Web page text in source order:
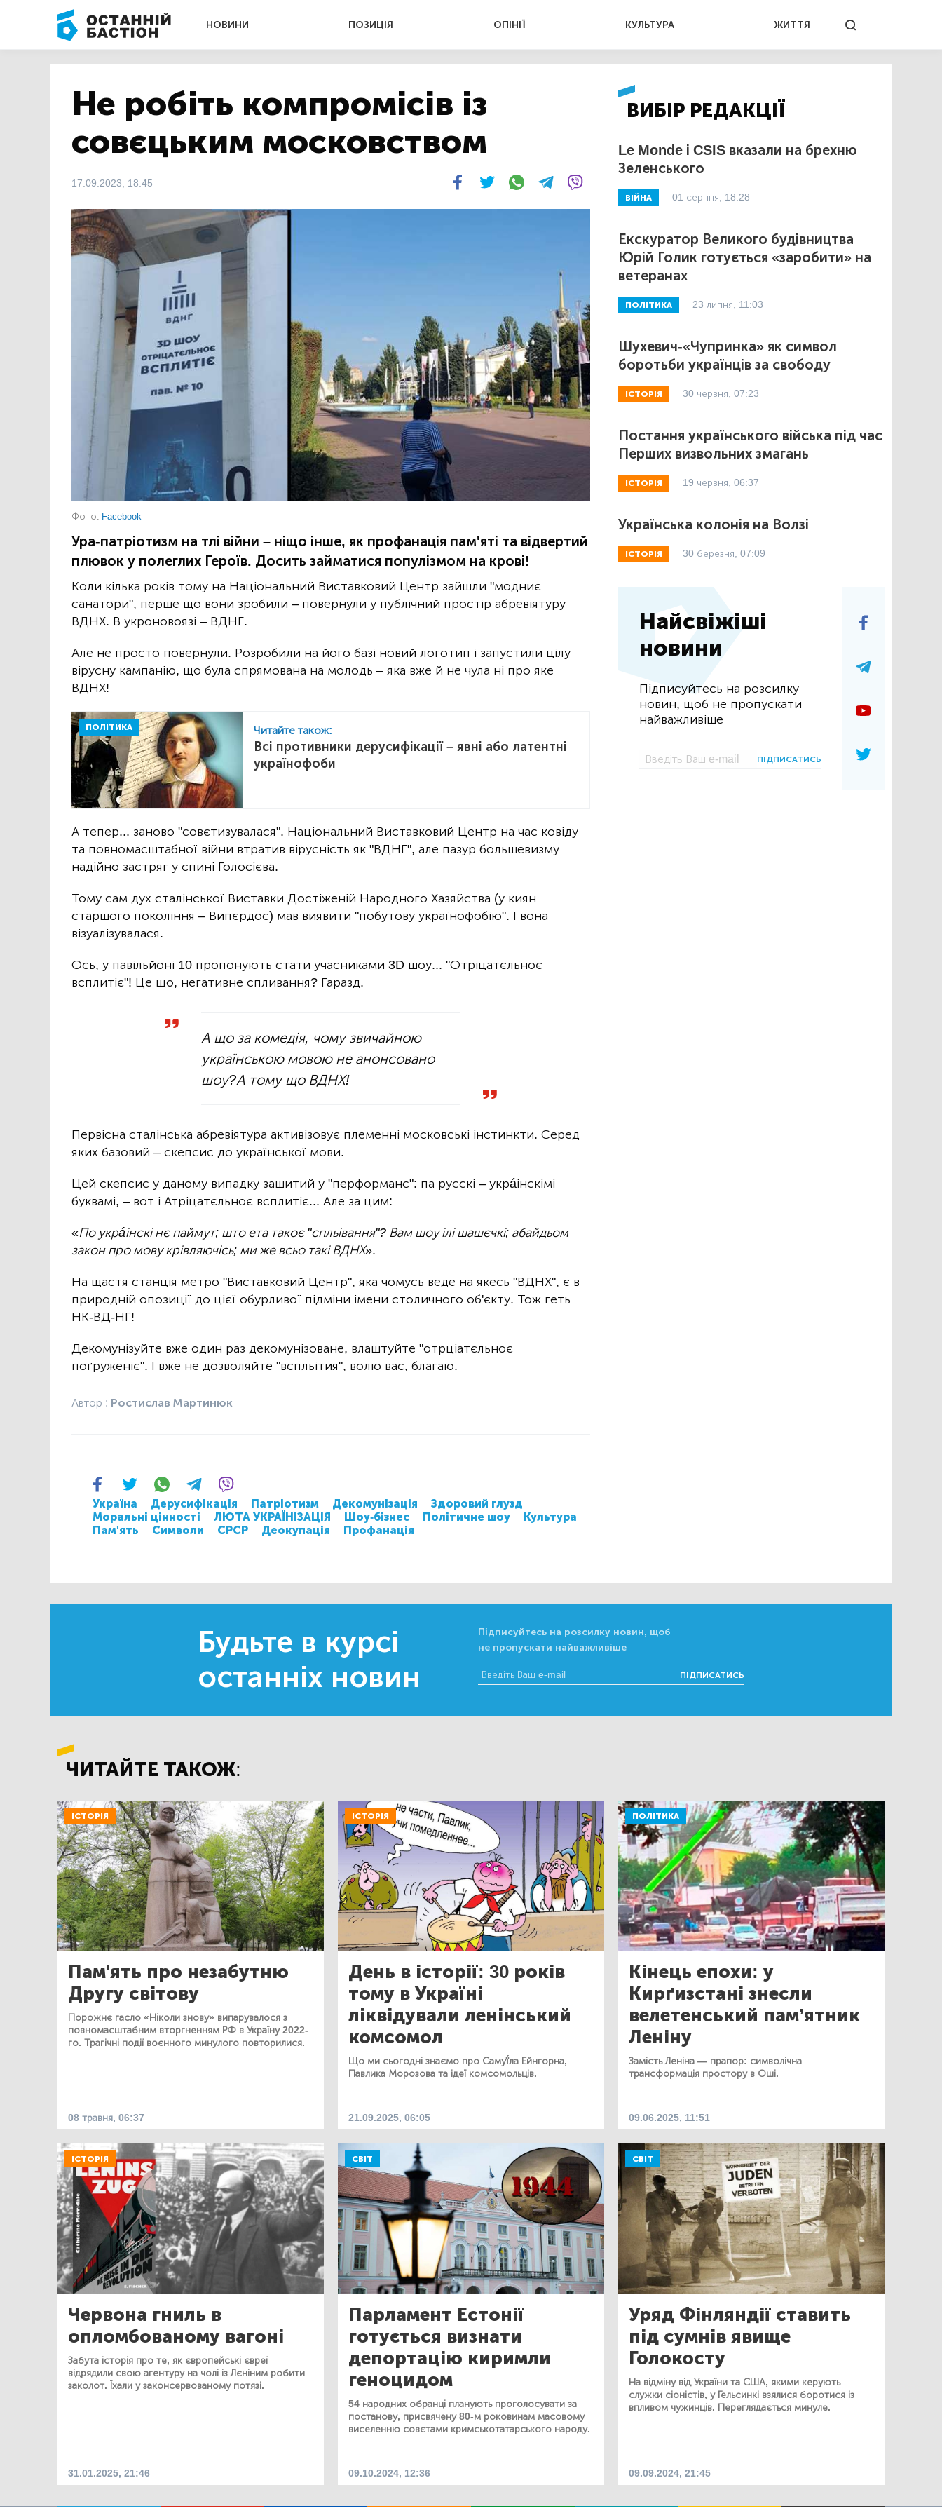
НОВИНИ ПОЗИЦІЯ ОПІНІЇ КУЛЬТУРА ЖИТТЯ
Не робіть компромісів із
совєцьким московством
17.09.2023, 18:45
Фото: Facebook
Ура-патріотизм на тлі війни – ніщо інше, як профанація пам'яті та відвертий
плювок у полеглих Героїв. Досить займатися популізмом на крові!
Коли кілька років тому на Національний Виставковий Центр зайшли "модниє
санатори", перше що вони зробили – повернули у публічний простір абревіятуру
ВДНХ. В укроновоязі – ВДНГ.
Але не просто повернули. Розробили на його базі новий логотип і запустили цілу
вірусну кампанію, що була спрямована на молодь – яка вже й не чула ні про яке
ВДНХ!
ПОЛІТИКА Читайте також:
Всі противники дерусифікації – явні або латентні
українофоби
А тепер... заново "совєтизувалася". Національний Виставковий Центр на час ковіду
та повномасштабної війни втратив вірусність як "ВДНГ", але пазур большевизму
надійно застряг у спині Голосієва.
Тому сам дух сталінської Виставки Достіженій Народного Хазяйства (у киян
старшого покоління – Випєрдос) мав виявити "побутову українофобію". І вона
візуалізувалася.
Ось, у павільйоні 10 пропонують стати учасниками 3D шоу... "Отріцатєльноє
всплитіє"! Це що, негативне спливання? Гаразд.
А що за комедія, чому звичайною
українською мовою не анонсовано
шоу?А тому що ВДНХ!
Первісна сталінська абревіятура активізовує племенні московські інстинкти. Серед
яких базовий – скепсис до української мови.
Цей скепсис у даному випадку зашитий у "перформанс": па русскі – укрáінскімі
буквамі, – вот і Атріцатєльноє всплитіє... Але за цим:
«По укрáінскі нє паймут; што ета такоє "спльівання"? Вам шоу ілі шашєчкі; абайдьом
закон про мову крівляючісь; ми же всьо такі ВДНХ».
На щастя станція метро "Виставковий Центр", яка чомусь веде на якесь "ВДНХ", є в
природній опозиції до цієї обурливої підміни імени столичного об'єкту. Тож геть
НК-ВД-НГ!
Декомунізуйте вже один раз декомунізоване, влаштуйте "отрціатєльноє
поґруженіє". І вже не дозволяйте "вспльітия", волю вас, благаю.
Автор : Ростислав Мартинюк
Україна Дерусифікація Патріотизм Декомунізація
Здоровий глузд
Моральні цінності
ЛЮТА УКРАЇНІЗАЦІЯ Шоу-бізнес Політичне шоу
Культура
Пам'ять
Символи СРСР Деокупація Профанація
ВИБІР РЕДАКЦІЇ
Le Monde і CSIS вказали на брехню
Зеленського
ВІЙНА 01 серпня, 18:28
Екскуратор Великого будівництва
Юрій Голик готується «заробити» на
ветеранах
ПОЛІТИКА 23 липня, 11:03
Шухевич-«Чупринка» як символ
боротьби українців за свободу
ІСТОРІЯ 30 червня, 07:23
Постання українського війська під час
Перших визвольних змагань
ІСТОРІЯ 19 червня, 06:37
Українська колонія на Волзі
ІСТОРІЯ 30 березня, 07:09
Найсвіжіші
новини
Підписуйтесь на розсилку
новин, щоб не пропускати
найважливіше
ПІДПИСАТИСЬ
Будьте в курсі
останніх новин
Підписуйтесь на розсилку новин, щоб
не пропускати найважливіше
ПІДПИСАТИСЬ
ЧИТАЙТЕ ТАКОЖ:
ІСТОРІЯ
Пам'ять про незабутню
Другу світову
Порожнє гасло «Ніколи знову» випарувалося з
повномасштабним вторгненням РФ в Україну 2022-
го. Трагічні події воєнного минулого повторилися.
08 травня, 06:37
ІСТОРІЯ
День в історії: 30 років
тому в Україні
ліквідували ленінський
комсомол
Що ми сьогодні знаємо про Самуї́ла Ейнгорна,
Павлика Морозова та ідеї комсомольців.
21.09.2025, 06:05
ПОЛІТИКА
Кінець епохи: у
Кирґизстані знесли
велетенський пам’ятник
Леніну
Замість Леніна — прапор: символічна
трансформація простору в Оші.
09.06.2025, 11:51
ІСТОРІЯ
Червона гниль в
опломбованому вагоні
Забута історія про те, як європейські євреї
відрядили свою агентуру на чолі із Лєніним робити
заколот. Їхали у законсервованому потязі.
31.01.2025, 21:46
СВІТ
Парламент Естонії
готується визнати
депортацію киримли
геноцидом
54 народних обранці планують проголосувати за
постанову, присвячену 80-м роковинам масовому
виселенню совєтами кримськотатарського народу.
09.10.2024, 12:36
СВІТ
Уряд Фінляндії ставить
під сумнів явище
Голокосту
На відміну від України та США, якими керують
служки сіоністів, у Гельсинкі взялися боротися із
впливом чужинців. Переглядається минуле.
09.09.2024, 21:45